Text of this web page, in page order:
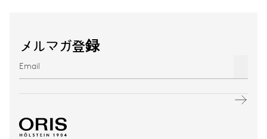
メルマガ登録